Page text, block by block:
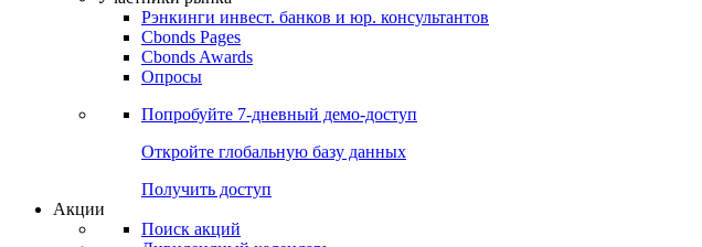
ESG
Сукук
Ломбардные списки
Участники рынка
Рэнкинги инвест. банков и юр. консультантов
Cbonds Pages
Cbonds Awards
Опросы
Попробуйте7-дневный
Откройте глобальную базу данных